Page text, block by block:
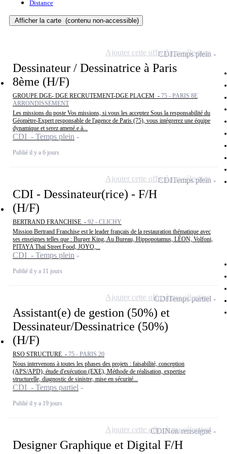
Distance
Afficher la carte (contenu non-accessible)
Dessinateur / Dessinatrice à Paris
8ème (H/F)
GROUPE DGE- DGE RECRUTEMENT-DGE PLACEM - 75 - PARIS 8E
ARRONDISSEMENT
Les missions du poste Vos missions, si vous les acceptez Sous la responsabilité du
Géomètre-Expert responsable de l'agence de Paris (75), vous intégrerez une équipe
dynamique et serez amené.e à...
CDI - Temps plein
Publié il y a 6 jours
CDITemps plein
Ajouter cette offre à ma sélection
CDI - Dessinateur(rice) - F/H
(H/F)
BERTRAND FRANCHISE - 92 - CLICHY
Mission Bertrand Franchise est le leader français de la restauration thématique avec
ses enseignes telles que : Burger King, Au Bureau, Hippopotamus, LÉON, Volfoni,
PITAYA Thaï Street Food, JOYO,...
CDI - Temps plein
Publié il y a 11 jours
CDITemps plein
Ajouter cette offre à ma sélection
Assistant(e) de gestion (50%) et
Dessinateur/Dessinatrice (50%)
(H/F)
RSO STRUCTURE - 75 - PARIS 20
Nous intervenons à toutes les phases des projets : faisabilité, conception
(APS/APD), étude d'exécution (EXE), Méthode de réalisation, expertise
structurelle, diagnostic de sinistre, mise en sécurité...
CDI - Temps partiel
Publié il y a 19 jours
CDITemps partiel
Ajouter cette offre à ma sélection
Designer Graphique et Digital F/H
CDINon renseigné
Ajouter cette offre à ma sélection